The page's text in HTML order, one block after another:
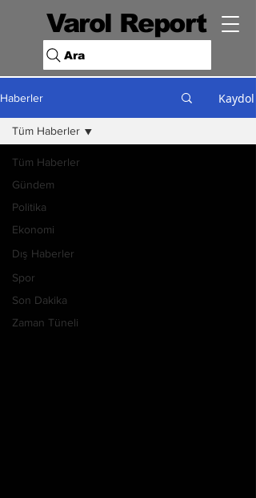
Varol Report
Ara
Haberler Kaydol
Tüm Haberler
Gündem
Politika
Ekonomi
Dış Haberler
Spor
Son Dakika
Zaman Tüneli
Tüm Haberler